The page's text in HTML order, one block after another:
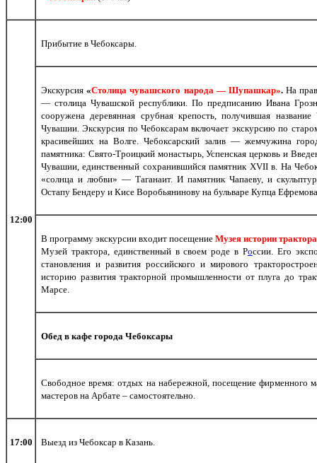
12:00
Прибытие в Чебоксары.
Экскурсия «Столица чувашского народа — Шупашкар».На
— столица Чувашской республики. По предписанию Ивана
сооружена деревянная срубная крепость, получившая
Чувашии. Экскурсия по Чебоксарам включает экскурсию по
красивейших на Волге. Чебоксарский залив — жемчужина
памятника: Свято-Троицкий монастырь, Успенская церковь и
Чувашии, единственный сохранившийся памятник XVII в. На
«солнца и любви» — Таганаит. И памятник Чапаеву, и
Остапу Бендеру и Кисе Воробьянинову на бульваре Купца
В программу экскурсии входит посещение Музея истории трактора
Музей трактора, единственный в своем роде в России. Его
становления и развития российского и мирового
историю развития тракторной промышленности от плуга до
Марсе.
Обед в кафе города Чебоксары
Свободное время: отдых на набережной, посещение фирменного
мастеров на Арбате – самостоятельно.
17:00 Выезд из Чебоксар в Казань.